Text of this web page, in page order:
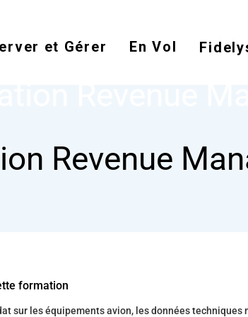
main
et Gérer En Vol
NODE FORMATION REVENUE
Revenue
formation
sur les équipements avion, les données techniques